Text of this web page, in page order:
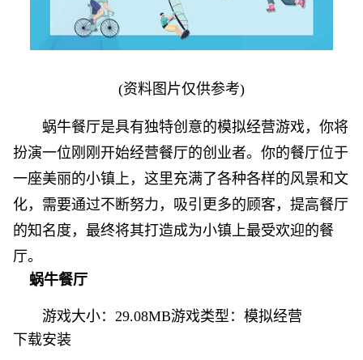
(资料图片仅供参考)
蜗牛餐厅是具有独特创意的模拟经营游戏，你将
扮演一位刚刚开始经营餐厅的创业者。你的餐厅位于
一座美丽的小镇上，这里充满了各种各样的风景和文
化，需要通过不断努力，吸引更多的顾客，提高餐厅
的知名度，最终将其打造成为小镇上最受欢迎的餐
厅。
蜗牛餐厅
游戏大小：29.08MB游戏类型： 模拟经营
下载安装